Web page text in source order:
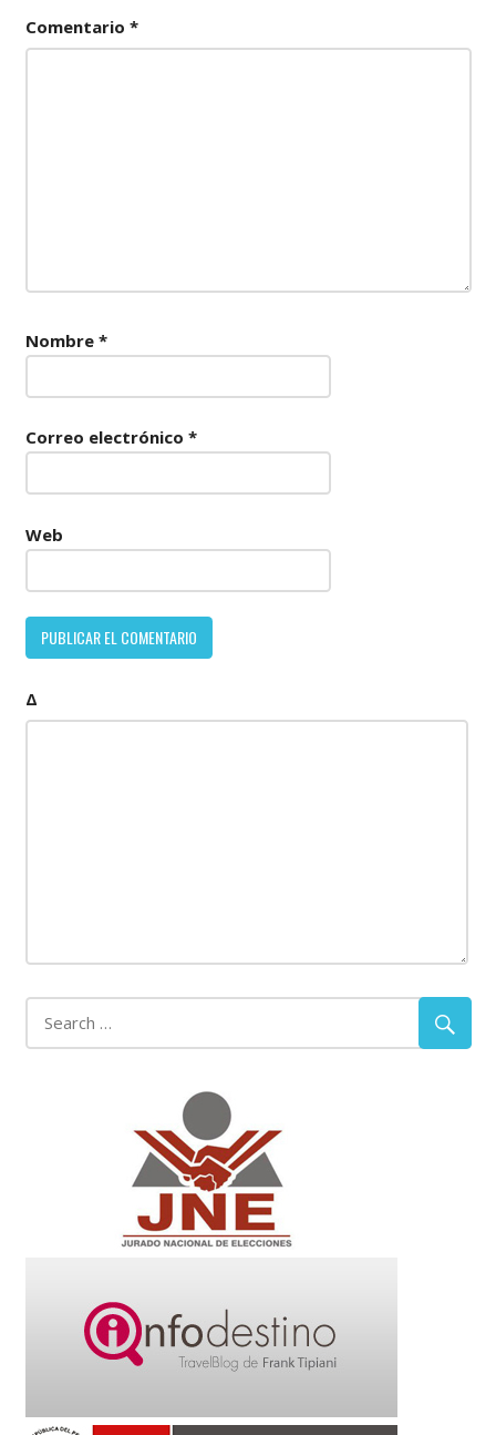
Comentario *
Nombre *
Correo electrónico *
Web
Δ